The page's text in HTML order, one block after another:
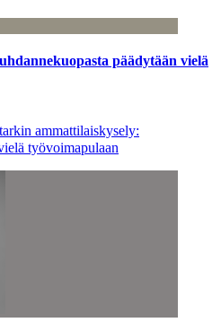
päädytään vielä
ammattilaiskysely:
työvoimapulaan